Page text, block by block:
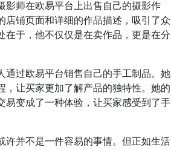
影师在欧易平台上出售自己的摄影作
店铺页面和详细的作品描述，吸引了众
在于，他不仅仅是在卖作品，更是在分
通过欧易平台销售自己的手工制品。她
，让买家更加了解产品的独特性。她的
易变成了一种体验，让买家感受到了手
许并不是一件容易的事情。但正如生活